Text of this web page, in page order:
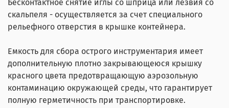
Бесконтактное снятие иглы со шприца или лезвия со
скальпеля - осуществляется за счет специального
рельефного отверстия в крышке контейнера.
Емкость для сбора острого инструментария имеет
дополнительную плотно закрывающеюся крышку
красного цвета предотвращающую аэрозольную
контаминацию окружающей среды, что гарантирует
полную герметичность при транспортировке.